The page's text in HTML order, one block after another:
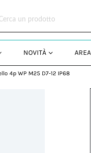
NOVITÀ
4p WP M25 D7-12 IP68